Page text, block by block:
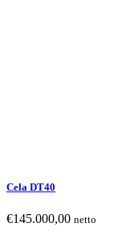
Cela DT40
€145.000,00 netto